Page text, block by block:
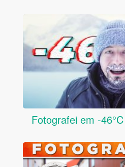
Fotografei em -